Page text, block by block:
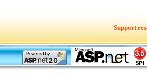
Support